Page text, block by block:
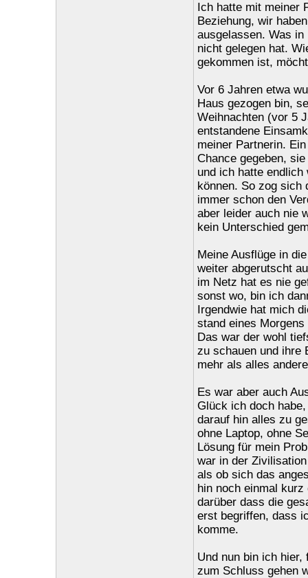
Ich hatte mit meiner
Beziehung, wir
ausgelassen. Was
nicht gelegen hat.
gekommen ist,
Vor 6 Jahren etwa
Haus gezogen bin,
Weihnachten (vor 5
entstandene
meiner Partnerin.
Chance gegeben,
und ich hatte
können. So zog sich
immer schon den
aber leider auch nie
kein Unterschied
Meine Ausflüge in
weiter abgerutscht
im Netz hat es nie
sonst wo, bin ich
Irgendwie hat mich
stand eines
Das war der wohl
zu schauen und ihre
mehr als alles
Es war aber auch
Glück ich doch
darauf hin alles zu
ohne Laptop, ohne
Lösung für mein
war in der
als ob sich das
hin noch einmal
darüber dass die
erst begriffen, dass
komme.
Und nun bin ich hier,
zum Schluss gehen